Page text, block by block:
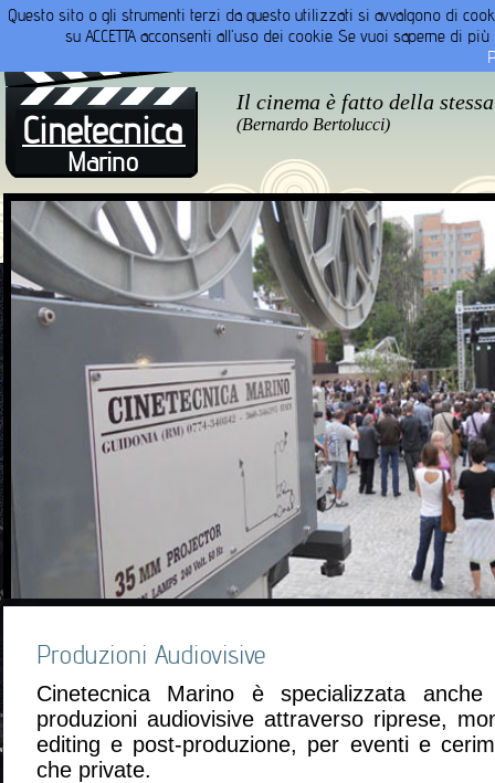
Prodotti
Home
Cinetecnica
Marino
Il cinema è fatto della
(Bernardo Bertolucci)
Produzioni Audiovisive
Cinetecnica Marino è specializzata
produzioni audiovisive attraverso riprese,
editing e post-produzione, per eventi e
che private.
Questo sito o gli strumenti terzi da questo utilizzati si avvalgono di
su ACCETTA acconsenti all'uso dei cookie. Se vuoi saperne di